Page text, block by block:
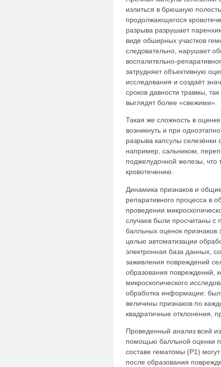
излиться в брюшную
продолжающегося
разрыва разрушает
виде обширных участков
следовательно, нарушает
воспалительно-
затрудняет объективную
исследования и создаёт
сроков давности травмы,
выглядят более «свежими».
Такая же сложность в
возникнуть и при
разрыва капсулы
например, сальником,
поджелудочной железы, что
кровотечению.
Динамика признаков и
репаративного процесса в
проведении
случаев были просчитаны
балльных оценок
целью автоматизации
электронная база данных,
заживления повреждений
образования повреждений,
микроскопического
обработка информации:
величины признаков по
квадратичные отклонения,
Проведенный анализ всей
помощью балльной оценки
составе гематомы (Р1)
после образования